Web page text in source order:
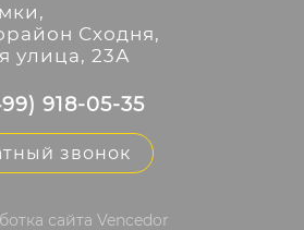
Сходня,
улица, 23А
918-05-35
звонок
сайта Vencedor